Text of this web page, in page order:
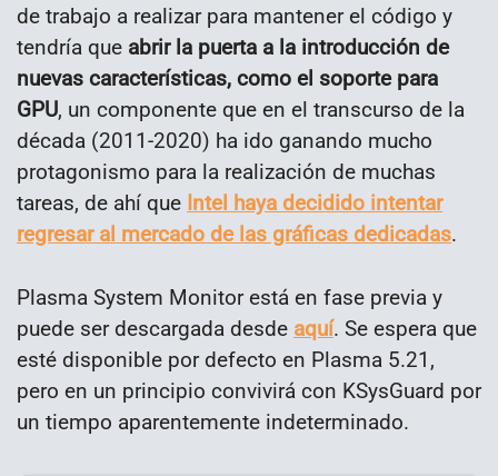
de trabajo a realizar para mantener el código y
tendría que abrir la puerta a la introducción de
nuevas características, como el soporte para
GPU, un componente que en el transcurso de la
década (2011-2020) ha ido ganando mucho
protagonismo para la realización de muchas
tareas, de ahí que Intel haya decidido intentar
regresar al mercado de las gráficas dedicadas.
Plasma System Monitor está en fase previa y
puede ser descargada desde aquí. Se espera que
esté disponible por defecto en Plasma 5.21,
pero en un principio convivirá con KSysGuard por
un tiempo aparentemente indeterminado.